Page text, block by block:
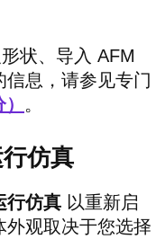
状、导入 AFM
信息，请参见专门
。
仿真
行仿真 以重新启
观取决于您选择